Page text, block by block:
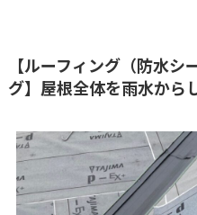
【ルーフィング（防水
グ】屋根全体を雨水から